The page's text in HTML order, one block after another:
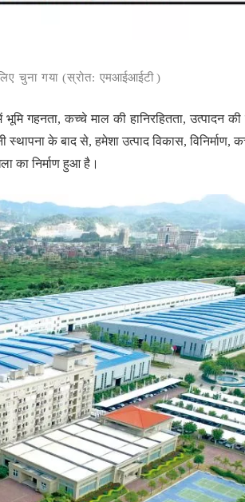
चुना गया (स्रोत: एमआईआईटी)
गहनता, कच्चे माल की हानिरहितता, उत्पादन
के बाद से, हमेशा उत्पाद विकास,
का निर्माण हुआ है।